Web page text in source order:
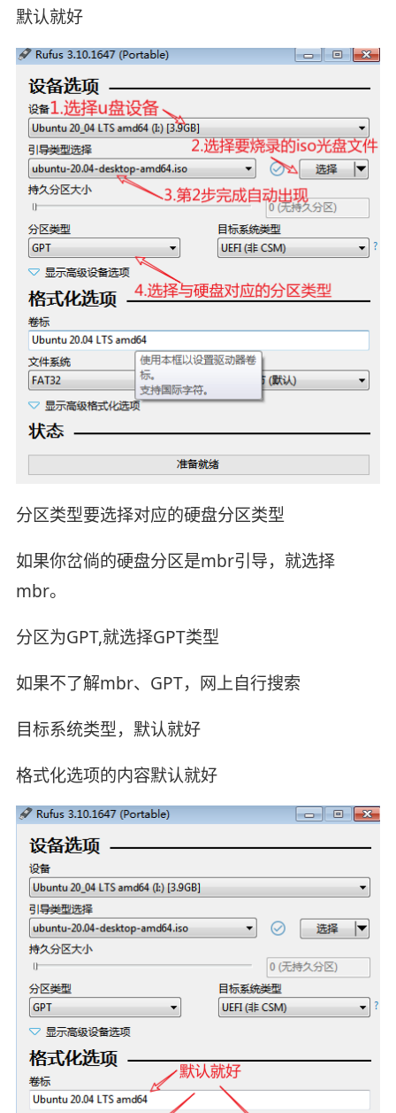
默认就好
分区类型要选择对应的硬盘分区类型
如果你岔倘的硬盘分区是mbr引导，就选择
mbr。
分区为GPT,就选择GPT类型
如果不了解mbr、GPT，网上自行搜索
目标系统类型，默认就好
格式化选项的内容默认就好